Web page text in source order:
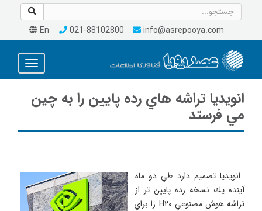
En 021-88102800 info@asrepooya.com
Toggle
انويديا تراشه هاي رده پايين را به چين
مي فرستد
انويديا تصميم دارد طي دو ماه
آينده يك نسخه رده پايين تر از
تراشه هوش مصنوعي H۲۰ را براي